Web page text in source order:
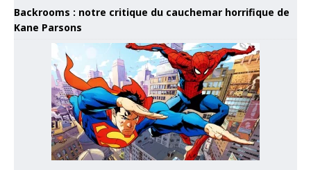
Backrooms : notre critique du cauchemar horrifique de
Kane Parsons